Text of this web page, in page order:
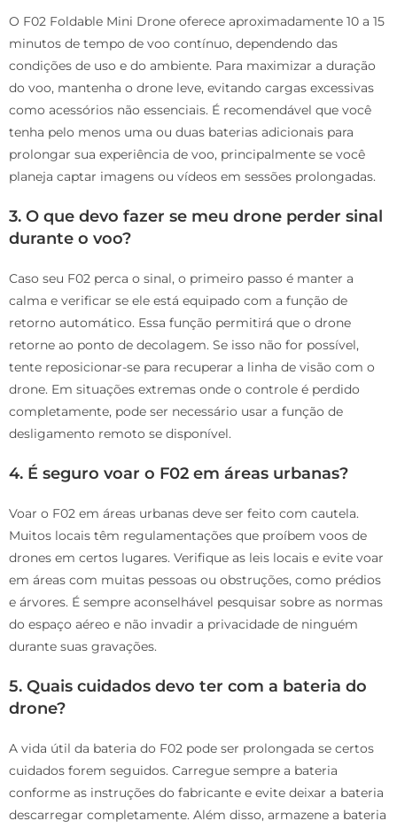
O F02 Foldable Mini Drone oferece aproximadamente 10 a 15
minutos de tempo de voo contínuo, dependendo das
condições de uso e do ambiente. Para maximizar a duração
do voo, mantenha o drone leve, evitando cargas excessivas
como acessórios não essenciais. É recomendável que você
tenha pelo menos uma ou duas baterias adicionais para
prolongar sua experiência de voo, principalmente se você
planeja captar imagens ou vídeos em sessões prolongadas.
3. O que devo fazer se meu drone perder sinal
durante o voo?
Caso seu F02 perca o sinal, o primeiro passo é manter a
calma e verificar se ele está equipado com a função de
retorno automático. Essa função permitirá que o drone
retorne ao ponto de decolagem. Se isso não for possível,
tente reposicionar-se para recuperar a linha de visão com o
drone. Em situações extremas onde o controle é perdido
completamente, pode ser necessário usar a função de
desligamento remoto se disponível.
4. É seguro voar o F02 em áreas urbanas?
Voar o F02 em áreas urbanas deve ser feito com cautela.
Muitos locais têm regulamentações que proíbem voos de
drones em certos lugares. Verifique as leis locais e evite voar
em áreas com muitas pessoas ou obstruções, como prédios
e árvores. É sempre aconselhável pesquisar sobre as normas
do espaço aéreo e não invadir a privacidade de ninguém
durante suas gravações.
5. Quais cuidados devo ter com a bateria do
drone?
A vida útil da bateria do F02 pode ser prolongada se certos
cuidados forem seguidos. Carregue sempre a bateria
conforme as instruções do fabricante e evite deixar a bateria
descarregar completamente. Além disso, armazene a bateria